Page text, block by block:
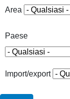
Area
Paese
Import/export